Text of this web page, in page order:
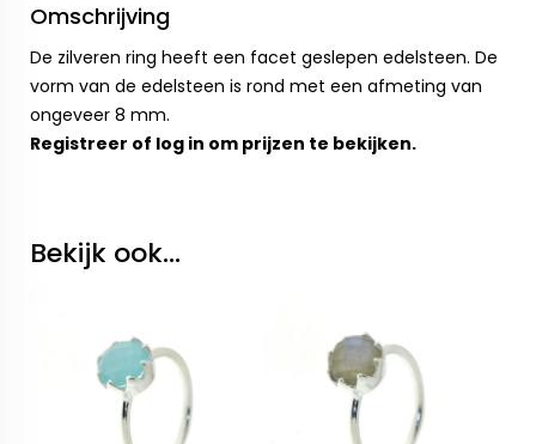
Omschrijving
De zilveren ring heeft een facet geslepen edelsteen. De
vorm van de edelsteen is rond met een afmeting van
ongeveer 8 mm.
Registreer of log in om prijzen te bekijken.
Bekijk ook...